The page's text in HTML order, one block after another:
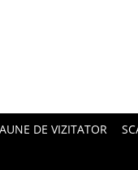
DE VIZITATOR